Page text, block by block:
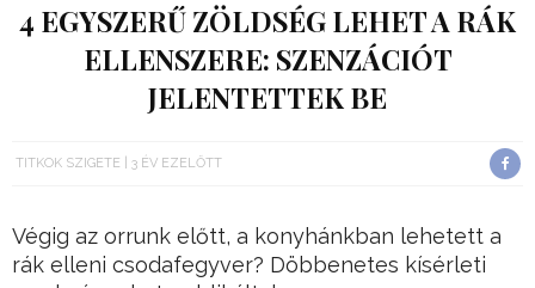
4 EGYSZERŰ ZÖLDSÉG LEHET A RÁK
ELLENSZERE: SZENZÁCIÓT
JELENTETTEK BE
TITKOK SZIGETE 3 ÉV EZELŐTT
Végig az orrunk előtt, a konyhánkban lehetett a
rák elleni csodafegyver? Döbbenetes kísérleti